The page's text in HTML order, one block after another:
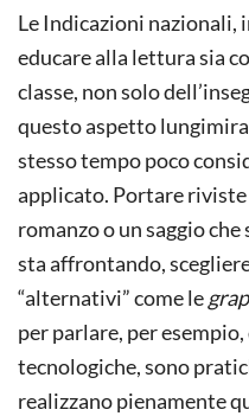
Le Indicazioni nazionali,
educare alla lettura sia
classe, non solo
questo aspetto
stesso tempo poco
applicato. Portare
romanzo o un saggio
sta affrontando,
“alternativi” come le
per parlare, per
tecnologiche, sono
realizzano pienamente